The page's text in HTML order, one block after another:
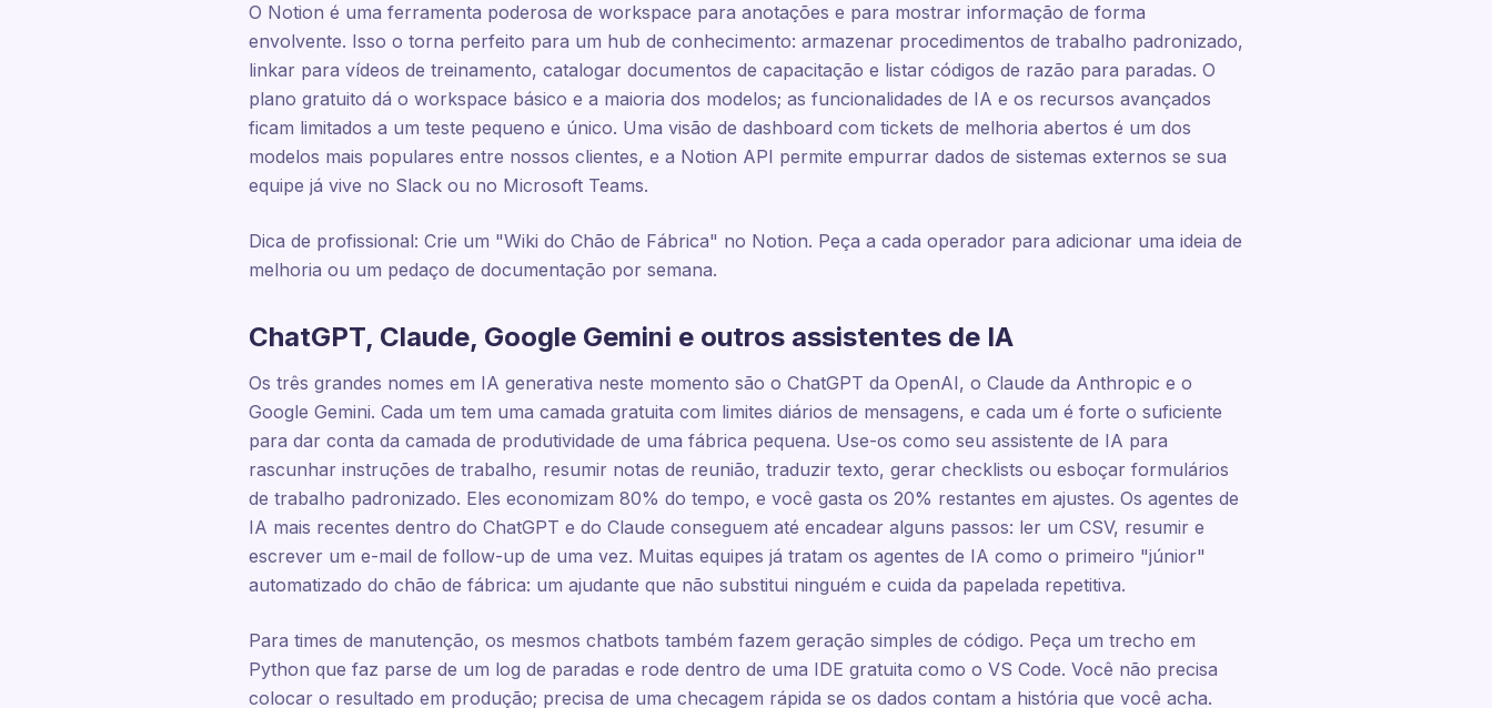
O Notion é uma ferramenta poderosa de workspace para anotações e para mostrar informação de forma
envolvente. Isso o torna perfeito para um hub de conhecimento: armazenar procedimentos de trabalho padronizado,
linkar para vídeos de treinamento, catalogar documentos de capacitação e listar códigos de razão para paradas. O
plano gratuito dá o workspace básico e a maioria dos modelos; as funcionalidades de IA e os recursos avançados
ficam limitados a um teste pequeno e único. Uma visão de dashboard com tickets de melhoria abertos é um dos
modelos mais populares entre nossos clientes, e a Notion API permite empurrar dados de sistemas externos se sua
equipe já vive no Slack ou no Microsoft Teams.
Dica de profissional: Crie um "Wiki do Chão de Fábrica" no Notion. Peça a cada operador para adicionar uma ideia de
melhoria ou um pedaço de documentação por semana.
ChatGPT, Claude, Google Gemini e outros assistentes de IA
Os três grandes nomes em IA generativa neste momento são o ChatGPT da OpenAI, o Claude da Anthropic e o
Google Gemini. Cada um tem uma camada gratuita com limites diários de mensagens, e cada um é forte o suficiente
para dar conta da camada de produtividade de uma fábrica pequena. Use-os como seu assistente de IA para
rascunhar instruções de trabalho, resumir notas de reunião, traduzir texto, gerar checklists ou esboçar formulários
de trabalho padronizado. Eles economizam 80% do tempo, e você gasta os 20% restantes em ajustes. Os agentes de
IA mais recentes dentro do ChatGPT e do Claude conseguem até encadear alguns passos: ler um CSV, resumir e
escrever um e-mail de follow-up de uma vez. Muitas equipes já tratam os agentes de IA como o primeiro "júnior"
automatizado do chão de fábrica: um ajudante que não substitui ninguém e cuida da papelada repetitiva.
Para times de manutenção, os mesmos chatbots também fazem geração simples de código. Peça um trecho em
Python que faz parse de um log de paradas e rode dentro de uma IDE gratuita como o VS Code. Você não precisa
colocar o resultado em produção; precisa de uma checagem rápida se os dados contam a história que você acha.